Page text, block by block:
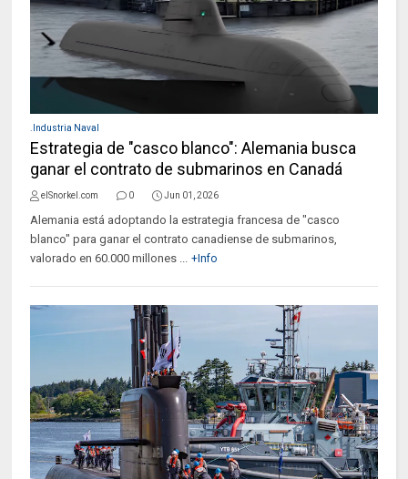
.Industria Naval
Estrategia de "casco blanco": Alemania busca
ganar el contrato de submarinos en Canadá
elSnorkel.com 0 Jun 01, 2026
Alemania está adoptando la estrategia francesa de "casco
blanco" para ganar el contrato canadiense de submarinos,
valorado en 60.000 millones ... +Info